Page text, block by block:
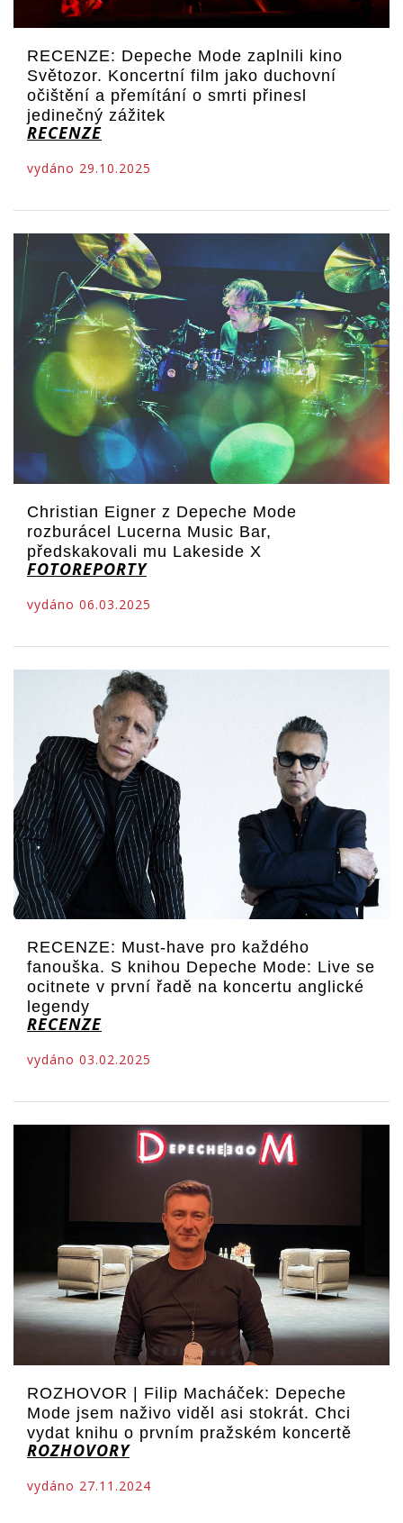
RECENZE: Depeche Mode zaplnili kino
Světozor. Koncertní film jako duchovní
očištění a přemítání o smrti přinesl
jedinečný zážitek
RECENZE
vydáno 29.10.2025
Christian Eigner z Depeche Mode
rozburácel Lucerna Music Bar,
předskakovali mu Lakeside X
FOTOREPORTY
vydáno 06.03.2025
RECENZE: Must-have pro každého
fanouška. S knihou Depeche Mode: Live se
ocitnete v první řadě na koncertu anglické
legendy
RECENZE
vydáno 03.02.2025
ROZHOVOR | Filip Macháček: Depeche
Mode jsem naživo viděl asi stokrát. Chci
vydat knihu o prvním pražském koncertě
ROZHOVORY
vydáno 27.11.2024